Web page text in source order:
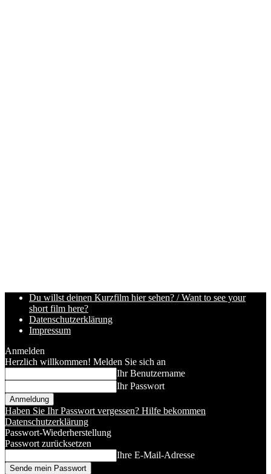
Du willst deinen Kurzfilm hier sehen? / Want to see your
short film here?
Datenschutzerklärung
Impressum
Anmelden
Herzlich willkommen! Melden Sie sich an
Ihr Benutzername
Ihr Passwort
Haben Sie Ihr Passwort vergessen? Hilfe bekommen
Datenschutzerklärung
Passwort-Wiederherstellung
Passwort zurücksetzen
Ihre E-Mail-Adresse